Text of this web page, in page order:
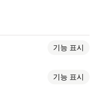
기능 표시
기능 표시